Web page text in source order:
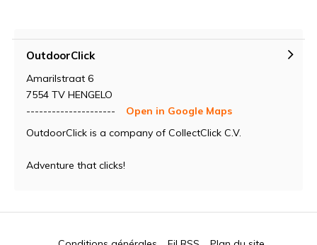
OutdoorClick
Amarilstraat 6
7554 TV HENGELO
---------------------
Open in Google Maps
OutdoorClick is a company of CollectClick C.V.
Adventure that clicks!